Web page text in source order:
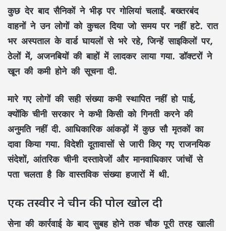
कुछ देर बाद सैनिकों ने भीड़ पर गोलियां चलाईं. बख्तरबंद
वाहनों ने उन लोगों को कुचल दिया जो समय पर नहीं हटे. रात
भर अस्पताल के वार्ड घायलों से भरे रहे, जिन्हें साइकिलों पर,
ठेलों में, अजनबियों की बाहों में लादकर लाया गया. डॉक्टरों ने
खून की कमी होने की सूचना दी.
मारे गए लोगों की सही संख्या कभी स्थापित नहीं हो पाई,
क्योंकि चीनी सरकार ने कभी किसी को गिनती करने की
अनुमति नहीं दी. आधिकारिक आंकड़ों में कुछ सौ मृतकों का
दावा किया गया. विदेशी दूतावासों से जारी किए गए राजनयिक
संदेशों, आंतरिक चीनी दस्तावेजों और मानवाधिकार जांचों से
पता चलता है कि वास्तविक संख्या हजारों में थी.
एक तस्वीर ने चीन की पोल खोल दी
सेना की कार्रवाई के बाद सुबह होने तक चौक पूरी तरह खाली